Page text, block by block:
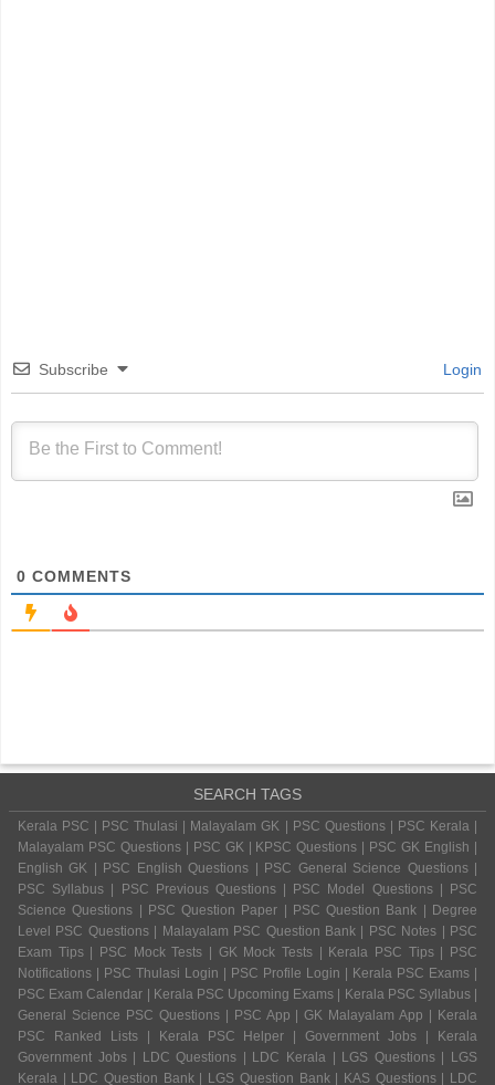
Subscribe Login
0 COMMENTS
SEARCH TAGS
Kerala PSC | PSC Thulasi | Malayalam GK | PSC Questions | PSC Kerala |
Malayalam PSC Questions | PSC GK | KPSC Questions | PSC GK English |
English GK | PSC English Questions | PSC General Science Questions |
PSC Syllabus | PSC Previous Questions | PSC Model Questions | PSC
Science Questions | PSC Question Paper | PSC Question Bank | Degree
Level PSC Questions | Malayalam PSC Question Bank | PSC Notes | PSC
Exam Tips | PSC Mock Tests | GK Mock Tests | Kerala PSC Tips | PSC
Notifications | PSC Thulasi Login | PSC Profile Login | Kerala PSC Exams |
PSC Exam Calendar | Kerala PSC Upcoming Exams | Kerala PSC Syllabus |
General Science PSC Questions | PSC App | GK Malayalam App | Kerala
PSC Ranked Lists | Kerala PSC Helper | Government Jobs | Kerala
Government Jobs | LDC Questions | LDC Kerala | LGS Questions | LGS
Kerala | LDC Question Bank | LGS Question Bank | KAS Questions | LDC